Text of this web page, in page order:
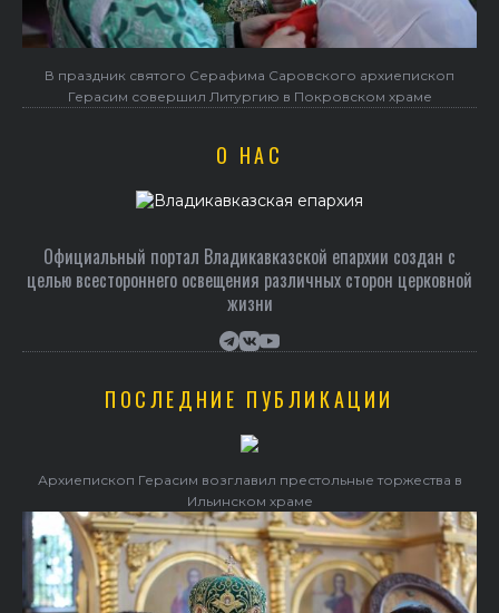
Объявлен набор в Центр подготовки церковных
О НАС
Официальный портал Владикавказской епархии создан c
целью всестороннего освещения различных сторон церковной
жизни
ПОСЛЕДНИЕ ПУБЛИКАЦИИ
Архиепископ Герасим возглавил престольные торжества в
Ильинском храме